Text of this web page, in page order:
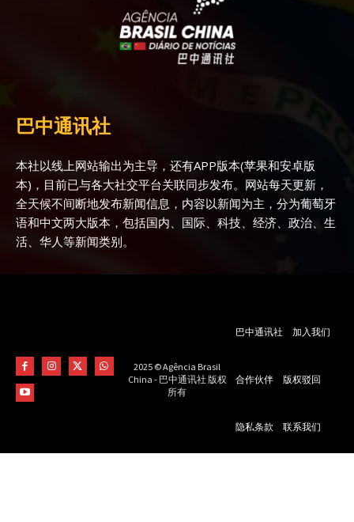
巴中通讯社
本社以线上网站输出为主导，还有APP版本(苹果和安卓版
本)，目前已与各大社交平台关联同步发布。网站每天更新，
全天候不间断地发布新闻信息，内容以新闻为主，分为葡萄牙
语和中文两大版本，包括国内、国际、科技、经济、政治、生
活、华人等新闻类别。
2025 © Agência Brasil
China - 巴中通讯社 版权
所有
巴中通讯社 加入我们
合作伙伴 版权驳回
隐私条款 联系我们